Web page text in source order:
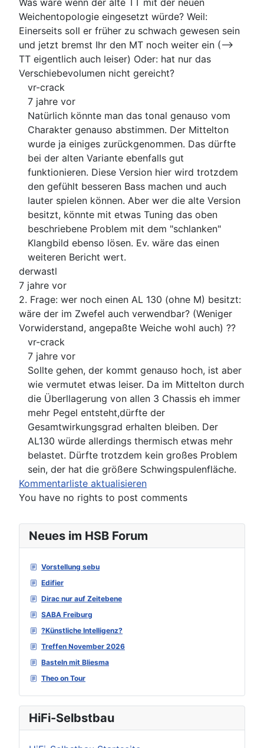
Neues im HSB Forum
Vorstellung sebu
Edifier
Dirac nur auf Zeitebene
SABA Freiburg
?Künstliche Intelligenz?
Treffen November 2026
Basteln mit Bliesma
Theo on Tour
HiFi-Selbstbau
Was wäre wenn der alte TT mit der neuen
Weichentopologie eingesetzt würde? Weil:
Einerseits soll er früher zu schwach gewesen sein
und jetzt bremst Ihr den MT noch weiter ein (-->
TT eigentlich auch leiser) Oder: hat nur das
Verschiebevolumen nicht gereicht?
vr-crack
7 jahre vor
Natürlich könnte man das tonal genauso vom
Charakter genauso abstimmen. Der Mittelton
wurde ja einiges zurückgenommen. Das dürfte
bei der alten Variante ebenfalls gut
funktionieren. Diese Version hier wird trotzdem
den gefühlt besseren Bass machen und auch
lauter spielen können. Aber wer die alte Version
besitzt, könnte mit etwas Tuning das oben
beschriebene Problem mit dem "schlanken"
Klangbild ebenso lösen. Ev. wäre das einen
weiteren Bericht wert.
derwastl
7 jahre vor
2. Frage: wer noch einen AL 130 (ohne M) besitzt:
wäre der im Zwefel auch verwendbar? (Weniger
Vorwiderstand, angepaßte Weiche wohl auch) ??
vr-crack
7 jahre vor
Sollte gehen, der kommt genauso hoch, ist aber
wie vermutet etwas leiser. Da im Mittelton durch
die Überllagerung von allen 3 Chassis eh immer
mehr Pegel entsteht,dürfte der
Gesamtwirkungsgrad erhalten bleiben. Der
AL130 würde allerdings thermisch etwas mehr
belastet. Dürfte trotzdem kein großes Problem
sein, der hat die größere Schwingspulenfläche.
Kommentarliste aktualisieren
You have no rights to post comments